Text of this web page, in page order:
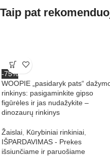
Taip pat
-75%
WOOPIE „pasidaryk pats“
rinkinys: pasigaminkite gipso
figūrėles ir jas nudažykite –
dinozaurų rinkinys
Žaislai Kūrybiniai rinkiniai
IŠPARDAVIMAS - Prekes
išsiunčiame ir paruošiame